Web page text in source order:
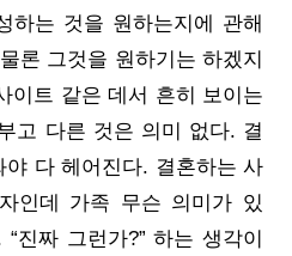
하는 것을 원하는지에 관해
론 그것을 원하기는 하겠지
이트 같은 데서 흔히 보이는
고 다른 것은 의미 없다. 결
다 헤어진다. 결혼하는 사
인데 가족 무슨 의미가 있
진짜 그런가?” 하는 생각이